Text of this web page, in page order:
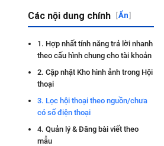
Các nội dung chính [Ẩn]
1. Hợp nhất tính năng trả lời nhanh
theo cấu hình chung cho tài khoản
2. Cập nhật Kho hình ảnh trong Hội
thoại
3. Lọc hội thoại theo nguồn/chưa
có số điện thoại
4. Quản lý & Đăng bài viết theo
mẫu